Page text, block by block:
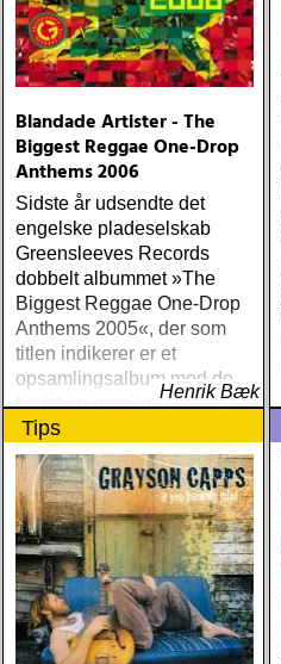
Blandade Artister - The
Biggest Reggae One-Drop
Anthems 2006
Sidste år udsendte det
engelske pladeselskab
Greensleeves Records
dobbelt albummet »The
Biggest Reggae One-Drop
Anthems 2005«, der som
titlen indikerer er et
opsamlingsalbum med de
bedste numre indenfor den
populære reggaestil kaldet
one-drop
Henrik Bæk
Tips